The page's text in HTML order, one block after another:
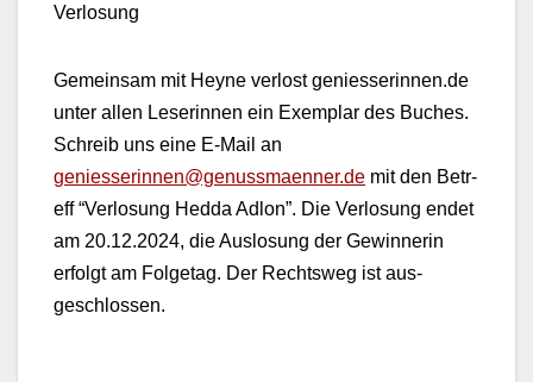
Ver­losung
Gemein­sam mit Heyne ver­lost geniesserinnen.de
unter allen Leserin­nen ein Exem­plar des Buch­es.
Schreib uns eine E‑Mail an
geniesserinnen@genussmaenner.de mit den Betr­
e­ff “Ver­losung Hed­da Adlon”. Die Ver­losung endet
am 20.12.2024, die Aus­lo­sung der Gewin­ner­in
erfol­gt am Fol­ge­tag. Der Rechtsweg ist aus­
geschlossen.